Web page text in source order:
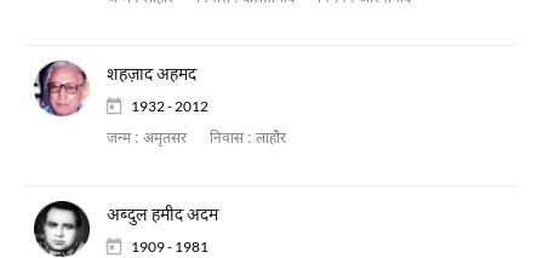
शहज़ाद अहमद
1932 - 2012
जन्म : अमृतसर निवास : लाहौर
अब्दुल हमीद अदम
1909 - 1981